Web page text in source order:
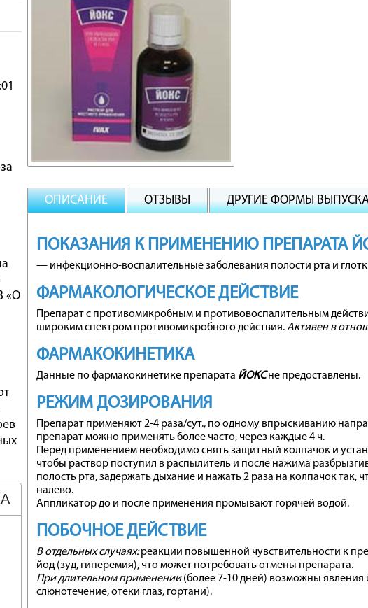
«О
ОПИСАНИЕ ОТЗЫВЫ ДРУГИЕ ФОРМЫ
ПОКАЗАНИЯ К ПРИМЕНЕНИЮ ПРЕПАРАТА
— инфекционно-воспалительные заболевания полости рта и
ФАРМАКОЛОГИЧЕСКОЕ ДЕЙСТВИЕ
Препарат с противомикробным и противовоспалительным
широким спектром противомикробного действия.Активен в
ФАРМАКОКИНЕТИКА
Данные по фармакокинетике препарата ЙОКСне предоставлены.
РЕЖИМ ДОЗИРОВАНИЯ
Препарат применяют 2-4 раза/сут., по одному впрыскиванию
препарат можно применять более часто, через каждые 4 ч.
Перед применением необходимо снять защитный колпачок и
чтобы раствор поступил в распылитель и после нажима
полость рта, задержать дыхание и нажать 2 раза на колпачок
налево.
Аппликатор до и после применения промывают горячей водой.
ПОБОЧНОЕ ДЕЙСТВИЕ
В отдельных случаях:реакции повышенной чувствительности к
йод (зуд, гиперемия), что может потребовать отмены препарата.
При длительном применении(более 7-10 дней) возможны явления
слюнотечение, отеки глаз, гортани).